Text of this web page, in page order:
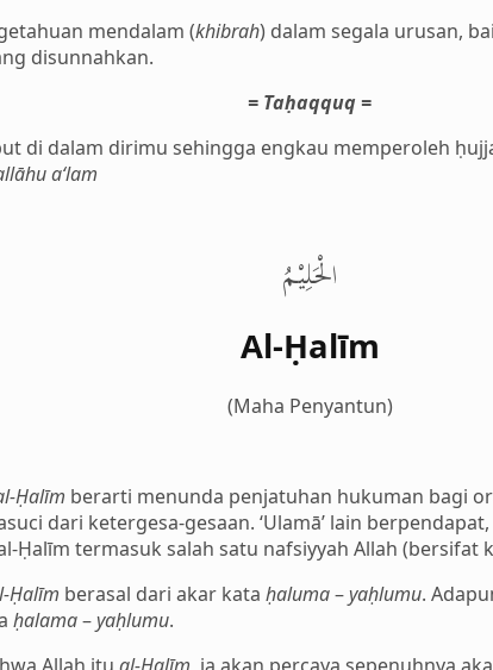
mendalam (khibrah) dalam segala urusan,
disunnahkan.
= Taḥaqquq =
di dalam dirimu sehingga engkau memperoleh
a‘lam
الْحَلِيْمُ
Al-Ḥalīm
(Maha Penyantun)
Ḥalīm berarti menunda penjatuhan hukuman bagi
dari ketergesa-gesaan. ‘Ulamā’ lain berpendapat,
Ḥalīm termasuk salah satu nafsiyyah Allah (bersifat
Ḥalīm berasal dari akar kata ḥaluma–yaḥlumu.
ḥalama–yaḥlumu.